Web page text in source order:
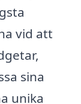
vid att
sina
unika